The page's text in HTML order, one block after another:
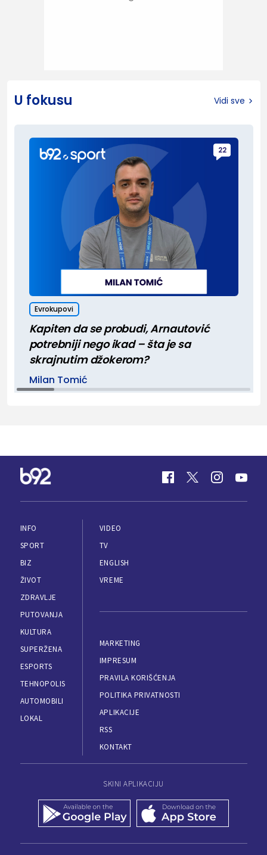
U fokusu Vidi sve
22
Evrokupovi
Kapiten da se probudi, Arnautović
potrebniji nego ikad – šta je sa
skrajnutim džokerom?
Milan Tomić
INFO
SPORT
BIZ
ŽIVOT
ZDRAVLJE
PUTOVANJA
KULTURA
SUPERŽENA
ESPORTS
TEHNOPOLIS
AUTOMOBILI
LOKAL
VIDEO
TV
ENGLISH
VREME
MARKETING
IMPRESUM
PRAVILA KORIŠĆENJA
POLITIKA PRIVATNOSTI
APLIKACIJE
RSS
KONTAKT
SKINI APLIKACIJU